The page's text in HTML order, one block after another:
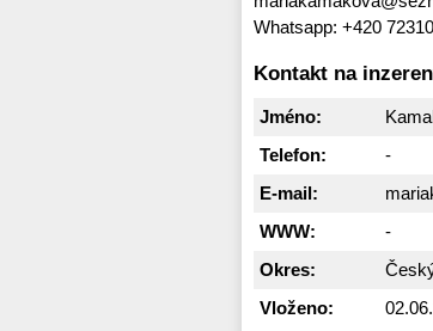
Whatsapp: +420
Kontakt na
Jméno:
Telefon:
-
E-mail:
WWW:
-
Okres:
Vloženo: